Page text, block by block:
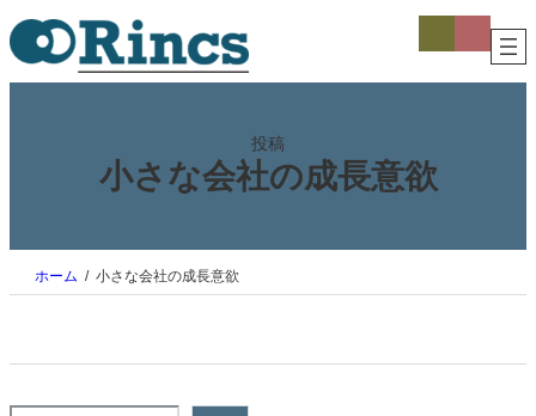
内
容
を
ス
コ
コ
投稿
小さな会社の成長意欲
ホーム 小さな会社の成長意欲